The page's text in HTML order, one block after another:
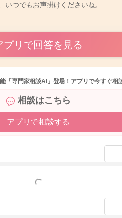
いつでもお声掛けくださいね。
プリで回答を見る
「専門家相談AI」登場！アプリで今すぐ相
相談はこちら
アプリで相談する
もっと見る